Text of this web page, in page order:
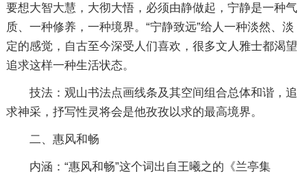
要想大智大慧，大彻大悟，必须由静做起，宁静是一种气
质、一种修养，一种境界。“宁静致远”给人一种淡然、淡
定的感觉，自古至今深受人们喜欢，很多文人雅士都渴望
追求这样一种生活状态。
技法：观山书法点画线条及其空间组合总体和谐，追
求神采，抒写性灵将会是他孜孜以求的最高境界。
二、惠风和畅
内涵：“惠风和畅”这个词出自王曦之的《兰亭集